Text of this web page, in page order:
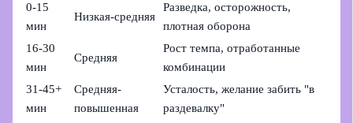
0-15
мин
Низкая-средняя
Разведка, осторожность,
плотная оборона
16-30
мин
Средняя
Рост темпа, отработанные
комбинации
31-45+
мин
Средняя-
повышенная
Усталость, желание забить "в
раздевалку"